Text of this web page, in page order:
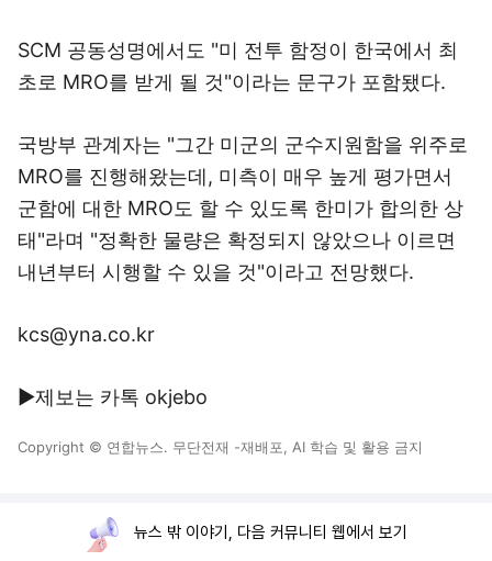
SCM 공동성명에서도 "미 전투 함정이 한국에서 최
초로 MRO를 받게 될 것"이라는 문구가 포함됐다.
국방부 관계자는 "그간 미군의 군수지원함을 위주로
MRO를 진행해왔는데, 미측이 매우 높게 평가면서
군함에 대한 MRO도 할 수 있도록 한미가 합의한 상
태"라며 "정확한 물량은 확정되지 않았으나 이르면
내년부터 시행할 수 있을 것"이라고 전망했다.
kcs@yna.co.kr
▶제보는 카톡 okjebo
Copyright © 연합뉴스. 무단전재 -재배포, AI 학습 및 활용 금지
뉴스 밖 이야기, 다음 커뮤니티 웹에서 보기